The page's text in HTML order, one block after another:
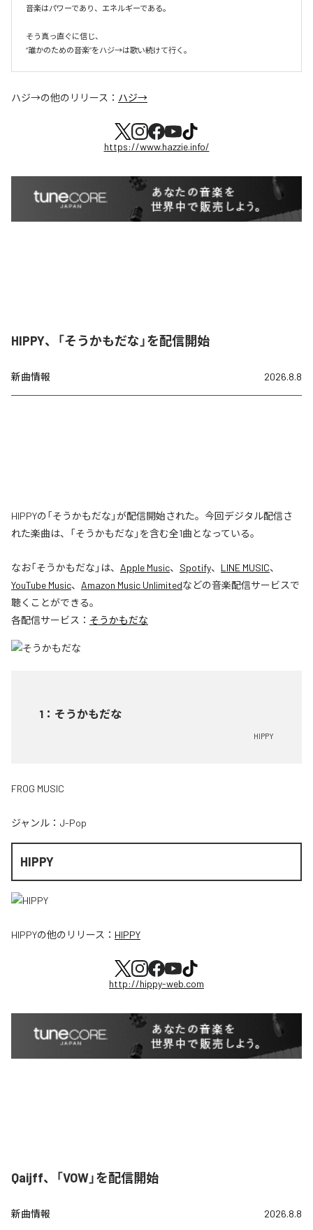
音楽はパワーであり、エネルギーである。
そう真っ直ぐに信じ、
ハジ→の他のリリース： ハジ→
https://www.hazzie.info/
HIPPY、「そうかもだな」を配信開始
新曲情報 2026.8.8
HIPPYの「そうかもだな」が配信開始された。今回デジタル配信さ
れた楽曲は、「そうかもだな」を含む全1曲となっている。
なお「そうかもだな 」は、 Apple Music、 Spotify、 LINE MUSIC、
YouTube Music、 Amazon Music Unlimitedなどの音楽配信サービスで
聴くことができる。
各配信サービス： そうかもだな
1 ： そうかもだな
HIPPY
FROG MUSIC
ジャンル： J-Pop
HIPPY
HIPPYの他のリリース： HIPPY
http://hippy-web.com
Qaijff、「VOW」を配信開始
新曲情報 2026.8.8